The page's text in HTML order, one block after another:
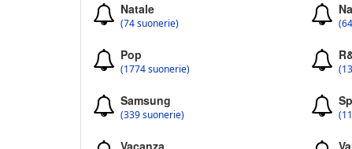
Natale
(74 suonerie)
Pop
(1774 suonerie)
Samsung
(339 suonerie)
Vacanza